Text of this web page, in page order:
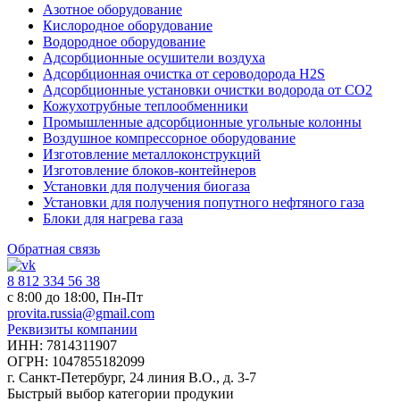
Азотное оборудование
Кислородное оборудование
Водородное оборудование
Адсорбционные осушители воздуха
Адсорбционная очистка от сероводорода H2S
Адсорбционные установки очистки водорода от CO2
Кожухотрубные теплообменники
Промышленные адсорбционные угольные колонны
Воздушное компрессорное оборудование
Изготовление металлоконструкций
Изготовление блоков-контейнеров
Установки для получения биогаза
Установки для получения попутного нефтяного газа
Блоки для нагрева газа
Обратная связь
8 812 334 56 38
c 8:00 до 18:00, Пн-Пт
provita.russia@gmail.com
Реквизиты компании
ИНН: 7814311907
ОГРН: 1047855182099
г. Санкт-Петербург, 24 линия В.О., д. 3-7
Быстрый выбор категории продукии